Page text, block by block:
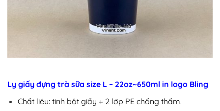
Ly giấy đựng trà sữa size L – 22oz~650ml in logo Bling
Chất liệu: tinh bột giấy + 2 lớp PE chống thấm.